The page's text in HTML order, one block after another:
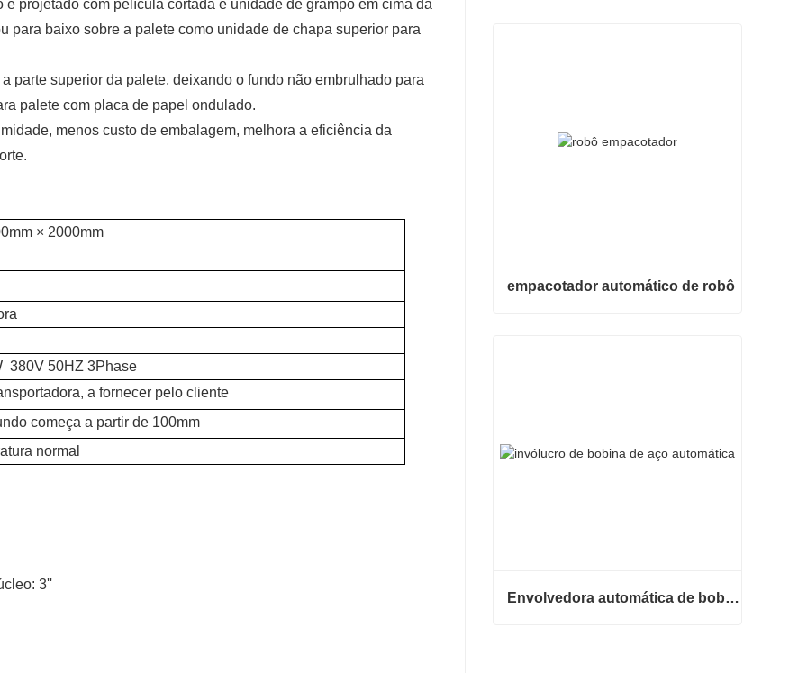
projetado com película cortada e unidade de grampo em cima da
para baixo sobre a palete como unidade de chapa superior para
parte superior da palete, deixando o fundo não embrulhado para
palete com placa de papel ondulado.
menos custo de embalagem, melhora a eficiência da
× 2000mm
380V 50HZ 3Phase
a fornecer pelo cliente
começa a partir de 100mm
normal
3''
empacotador automático de robô
Envolvedora automática de bobinas de aço